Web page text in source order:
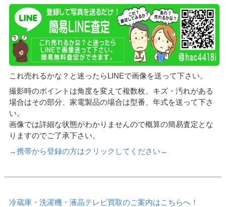
これ売れるかな？と迷ったらLINEで画像を送って下さい。
撮影時のポイントは角度を変えて複数枚、キズ・汚れがある
場合はその部分、家電製品の場合は型番、年式を送って下さ
い。
画像では詳細な状態がわかりませんので概算の簡易査定とな
りますのでご了承下さい。
→携帯から登録の方はクリックしてください←
冷蔵庫・洗濯機・液晶テレビ買取のご案内はこちらへ！